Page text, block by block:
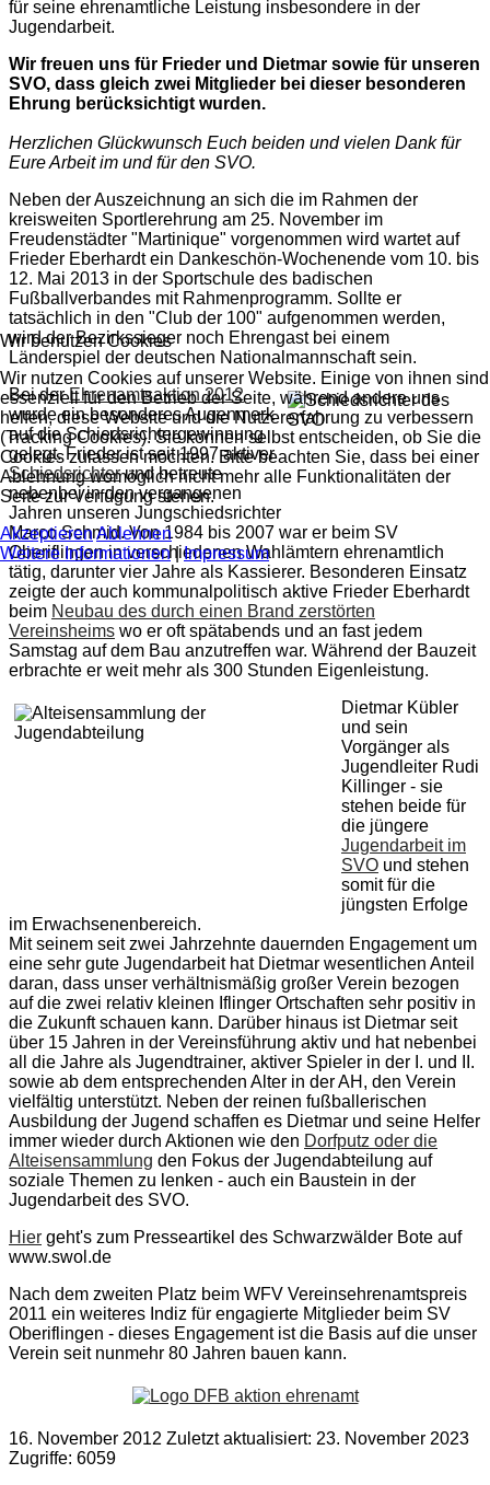
für seine ehrenamtliche Leistung insbesondere in der
Jugendarbeit.
Wir freuen uns für Frieder und Dietmar sowie für unseren
SVO, dass gleich zwei Mitglieder bei dieser besonderen
Ehrung berücksichtigt wurden.
Herzlichen Glückwunsch Euch beiden und vielen Dank für
Eure Arbeit im und für den SVO.
Neben der Auszeichnung an sich die im Rahmen der
kreisweiten Sportlerehrung am 25. November im
Freudenstädter "Martinique" vorgenommen wird wartet auf
Frieder Eberhardt ein Dankeschön-Wochenende vom 10. bis
12. Mai 2013 in der Sportschule des badischen
Fußballverbandes mit Rahmenprogramm. Sollte er
tatsächlich in den "Club der 100" aufgenommen werden,
wird der Bezirkssieger noch Ehrengast bei einem
Länderspiel der deutschen Nationalmannschaft sein.
Bei derEhrenamtsaktion 2012
wurde ein besonderes Augenmerk
auf die Schiedsrichtergewinnung
gelegt. Frieder ist seit 1997 aktiver
Schiedsrichterund betreute
nebenbei in den vergangenen
Jahren unseren Jungschiedsrichter
Marco Schmid. Von 1984 bis 2007 war er beim SV
Oberiflingen in verschiedenen Wahlämtern ehrenamtlich
tätig, darunter vier Jahre als Kassierer. Besonderen Einsatz
zeigte der auch kommunalpolitisch aktive Frieder Eberhardt
beim Neubau des durch einen Brand zerstörten
Vereinsheims wo er oft spätabends und an fast jedem
Samstag auf dem Bau anzutreffen war. Während der Bauzeit
erbrachte er weit mehr als 300 Stunden Eigenleistung.
Dietmar Kübler
und sein
Vorgänger als
Jugendleiter Rudi
Killinger - sie
stehen beide für
die jüngere
Jugendarbeit im
SVO und stehen
somit für die
jüngsten Erfolge
im Erwachsenenbereich.
Mit seinem seit zwei Jahrzehnte dauernden Engagement um
eine sehr gute Jugendarbeit hat Dietmar wesentlichen Anteil
daran, dass unser verhältnismäßig großer Verein bezogen
auf die zwei relativ kleinen Iflinger Ortschaften sehr positiv in
die Zukunft schauen kann. Darüber hinaus ist Dietmar seit
über 15 Jahren in der Vereinsführung aktiv und hat nebenbei
all die Jahre als Jugendtrainer, aktiver Spieler in der I. und II.
sowie ab dem entsprechenden Alter in der AH, den Verein
vielfältig unterstützt. Neben der reinen fußballerischen
Ausbildung der Jugend schaffen es Dietmar und seine Helfer
immer wieder durch Aktionen wie den Dorfputz oder die
Alteisensammlung den Fokus der Jugendabteilung auf
soziale Themen zu lenken - auch ein Baustein in der
Jugendarbeit des SVO.
Hier geht's zum Presseartikel des Schwarzwälder Bote auf
www.swol.de
Nach dem zweiten Platz beim WFV Vereinsehrenamtspreis
2011 ein weiteres Indiz für engagierte Mitglieder beim SV
Oberiflingen - dieses Engagement ist die Basis auf die unser
Verein seit nunmehr 80 Jahren bauen kann.
16. November 2012 Zuletzt aktualisiert: 23. November 2023
Zugriffe: 6059
Wir benutzen Cookies
Wir nutzen Cookies auf unserer Website. Einige von ihnen sind
essenziell für den Betrieb der Seite, während andere uns
helfen, diese Website und die Nutzererfahrung zu verbessern
(Tracking Cookies). Sie können selbst entscheiden, ob Sie die
Cookies zulassen möchten. Bitte beachten Sie, dass bei einer
Ablehnung womöglich nicht mehr alle Funktionalitäten der
Seite zur Verfügung stehen.
Akzeptieren Ablehnen
Weitere Informationen|Impressum